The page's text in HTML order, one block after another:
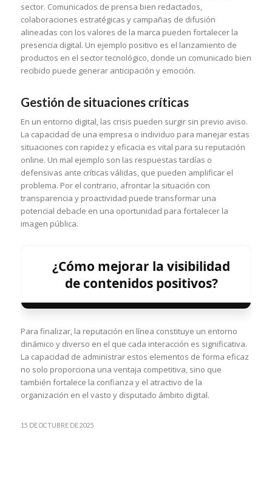
sector. Comunicados de prensa bien redactados,
colaboraciones estratégicas y campañas de difusión
alineadas con los valores de la marca pueden fortalecer la
presencia digital. Un ejemplo positivo es el lanzamiento de
productos en el sector tecnológico, donde un comunicado bien
recibido puede generar anticipación y emoción.
Gestión de situaciones críticas
En un entorno digital, las crisis pueden surgir sin previo aviso.
La capacidad de una empresa o individuo para manejar estas
situaciones con rapidez y eficacia es vital para su reputación
online. Un mal ejemplo son las respuestas tardías o
defensivas ante críticas válidas, que pueden amplificar el
problema. Por el contrario, afrontar la situación con
transparencia y proactividad puede transformar una
potencial debacle en una oportunidad para fortalecer la
imagen pública.
¿Cómo mejorar la visibilidad
de contenidos positivos?
Para finalizar, la reputación en línea constituye un entorno
dinámico y diverso en el que cada interacción es significativa.
La capacidad de administrar estos elementos de forma eficaz
no solo proporciona una ventaja competitiva, sino que
también fortalece la confianza y el atractivo de la
organización en el vasto y disputado ámbito digital.
15 DE OCTUBRE DE 2025